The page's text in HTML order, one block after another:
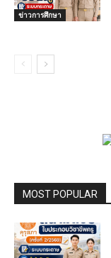
ข่าวการศึกษา
MOST POPULAR